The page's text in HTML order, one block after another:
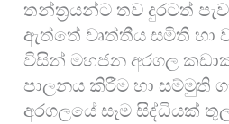
තන්ත්‍රයන්ට තව දුරටත්
ඇත්තේ වෘත්තීය සමිති හා
විසින් මහජන අරගල
පාලනය කිරීම හා සම්මුති
අරගලයේ සෑම සිද්ධියක්